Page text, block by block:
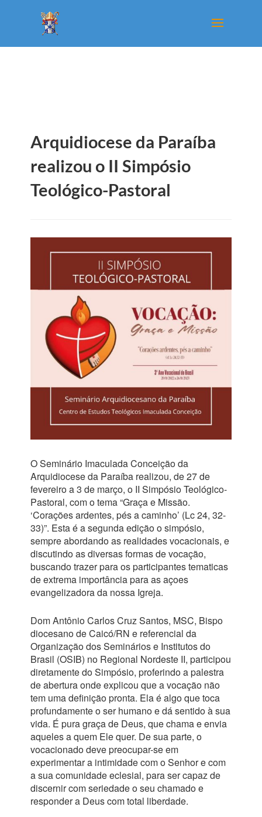
Arquidiocese da Paraíba
realizou o II Simpósio
Teológico-Pastoral
O Seminário Imaculada Conceição da
Arquidiocese da Paraíba realizou, de 27 de
fevereiro a 3 de março, o II Simpósio Teológico-
Pastoral, com o tema “Graça e Missão.
‘Corações ardentes, pés a caminho’ (Lc 24, 32-
33)”. Esta é a segunda edição o simpósio,
sempre abordando as realidades vocacionais, e
discutindo as diversas formas de vocação,
buscando trazer para os participantes tematicas
de extrema importância para as açoes
evangelizadora da nossa Igreja.
Dom Antônio Carlos Cruz Santos, MSC, Bispo
diocesano de Caicó/RN e referencial da
Organização dos Seminários e Institutos do
Brasil (OSIB) no Regional Nordeste II, participou
diretamente do Simpósio, proferindo a palestra
de abertura onde explicou que a vocação não
tem uma definição pronta. Ela é algo que toca
profundamente o ser humano e dá sentido à sua
vida. É pura graça de Deus, que chama e envia
aqueles a quem Ele quer. De sua parte, o
vocacionado deve preocupar-se em
experimentar a intimidade com o Senhor e com
a sua comunidade eclesial, para ser capaz de
discernir com seriedade o seu chamado e
responder a Deus com total liberdade.